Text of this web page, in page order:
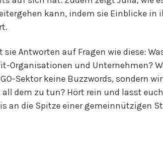
kann, indem sie Einblicke in
Antworten auf Fragen wie diese:
Organisationen und Unternehmen?
Sektor keine Buzzwords, sondern
dem zu tun? Hört rein und lasst
an die Spitze einer gemeinnützigen